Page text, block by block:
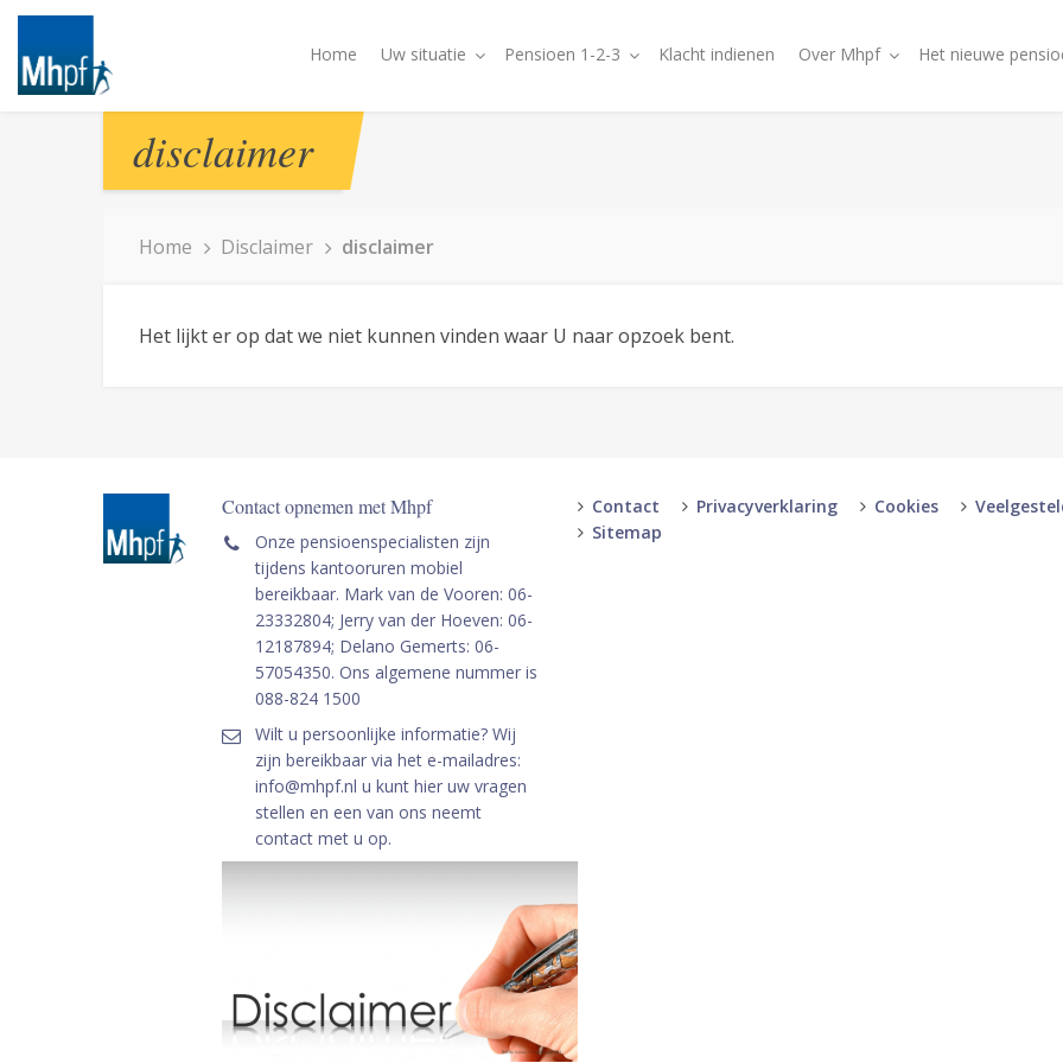
Home Uw situatie Pensioen 1-2-3 Klacht indienen Over Mhpf Het nieuwe
disclaimer
Home Disclaimer disclaimer
Het lijkt er op dat we niet kunnen vinden waar U naar opzoek bent.
Contact opnemen met Mhpf
Onze pensioenspecialisten zijn
tijdens kantooruren mobiel
bereikbaar. Mark van de Vooren: 06-
23332804; Jerry van der Hoeven: 06-
12187894; Delano Gemerts: 06-
57054350. Ons algemene nummer is
088-824 1500
Wilt u persoonlijke informatie? Wij
zijn bereikbaar via het e-mailadres:
info@mhpf.nl u kunt hier uw vragen
stellen en een van ons neemt
contact met u op.
Contact Privacyverklaring Cookies
Sitemap